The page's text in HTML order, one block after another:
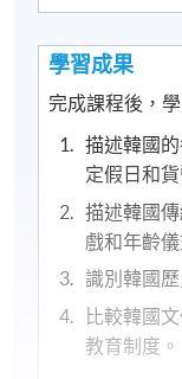
學習成果
完成課程後，學
描述韓國
定假日和貨
描述韓國
戲和年齡儀
識別韓國
比較韓國
教育制度。